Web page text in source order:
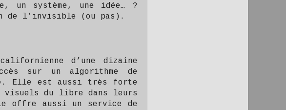
un système, une idée… ?
de l’invisible (ou pas).
d’une dizaine
sur un algorithme de
Elle est aussi très forte
visuels du libre dans leurs
offre aussi un service de